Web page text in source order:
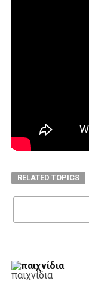
RELATED TOPICS
παιχνίδια